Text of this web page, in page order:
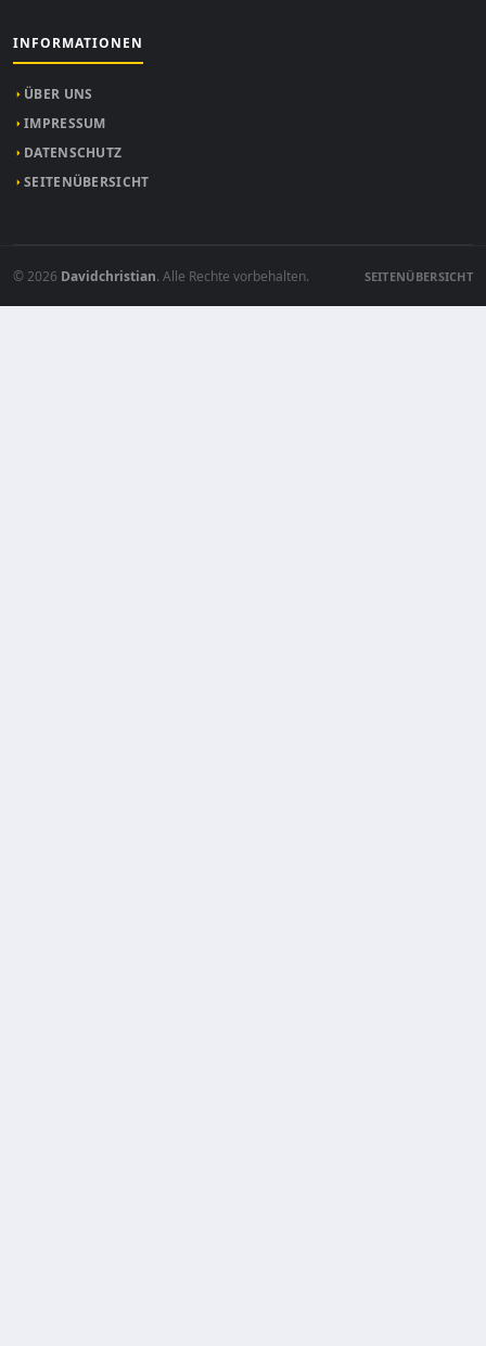
INFORMATIONEN
ÜBER UNS
IMPRESSUM
DATENSCHUTZ
SEITENÜBERSICHT
© 2026 Davidchristian. Alle Rechte vorbehalten. SEITENÜBERSICHT